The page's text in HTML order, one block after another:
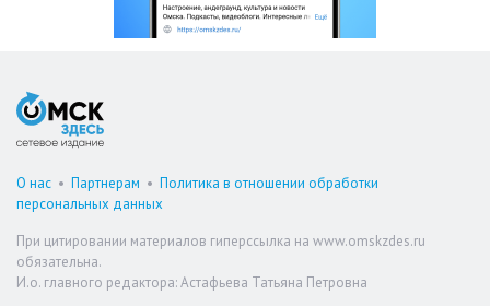
О нас • Партнерам • Политика в отношении обработки
персональных данных
При цитировании материалов гиперссылка на www.omskzdes.ru
обязательна.
И.о. главного редактора: Астафьева Татьяна Петровна